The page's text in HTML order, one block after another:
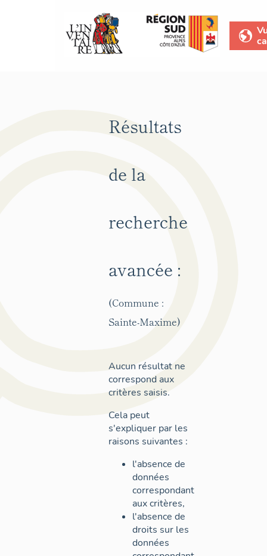
Résultats
de la
recherche
avancée :
(Commune :
Sainte-Maxime)
Aucun résultat ne
correspond aux
critères saisis.
Cela peut
s'expliquer par les
raisons suivantes :
l'absence de
données
correspondant
aux critères,
l'absence de
droits sur les
données